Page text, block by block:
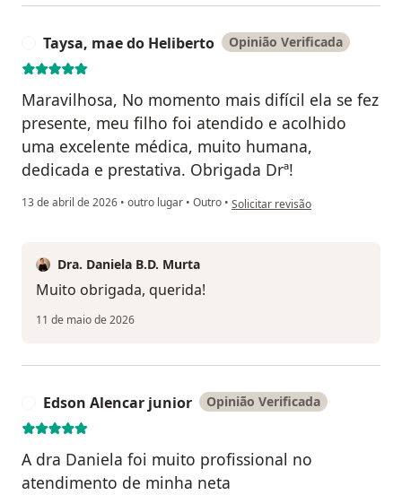
Taysa, mae do Heliberto Opinião Verificada
Maravilhosa, No momento mais difícil ela se fez
presente, meu filho foi atendido e acolhido
uma excelente médica, muito humana,
dedicada e prestativa. Obrigada Drª!
13 de abril de 2026 • outro lugar • Outro • na opinião do utilizador Taysa,
Solicitar revisão
Dra. Daniela B.D. Murta
Muito obrigada, querida!
11 de maio de 2026
Edson Alencar junior Opinião Verificada
A dra Daniela foi muito profissional no
atendimento de minha neta